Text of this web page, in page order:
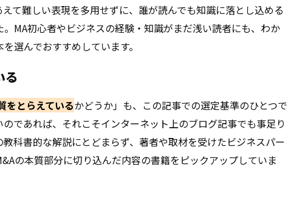
て難しい表現を多用せずに、誰が読んでも知識に落とし込める
MA初心者やビジネスの経験・知識がまだ浅い読者にも、わか
選んでおすすめしています。
る
をとらえているかどうか」も、この記事での選定基準のひとつで
であれば、それこそインターネット上のブログ記事でも事足り
教科書的な解説にとどまらず、著者や取材を受けたビジネスパー
の本質部分に切り込んだ内容の書籍をピックアップしていま